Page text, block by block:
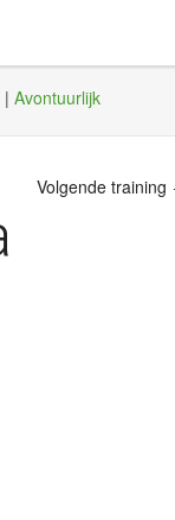
| Avontuurlijk
Volgende